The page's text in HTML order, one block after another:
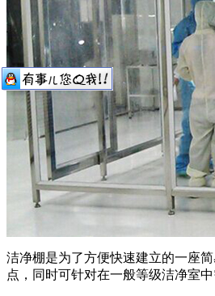
洁净棚是为了方便快速建立的一座
点，同时可针对在一般等级洁净室